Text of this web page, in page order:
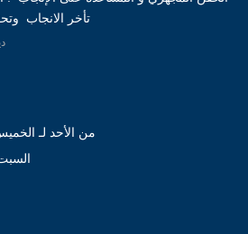
تأخر الانجاب
من الأحد لـ الخميس: 11.00 صباحا -
السبت: 10.00 صباحا -